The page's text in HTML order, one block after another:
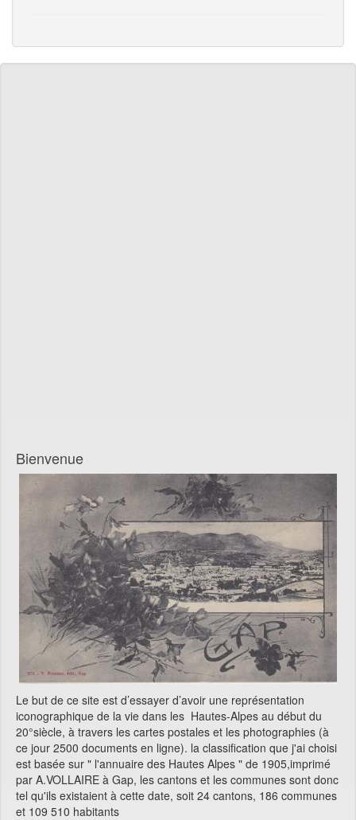
Bienvenue
Le but de ce site est d’essayer d’avoir une représentation
iconographique de la vie dans les Hautes-Alpes au début du
20°siècle, à travers les cartes postales et les photographies (à
ce jour 2500 documents en ligne). la classification que j'ai choisi
est basée sur " l'annuaire des Hautes Alpes " de 1905,imprimé
par A.VOLLAIRE à Gap, les cantons et les communes sont donc
tel qu'ils existaient à cette date, soit 24 cantons, 186 communes
et 109 510 habitants